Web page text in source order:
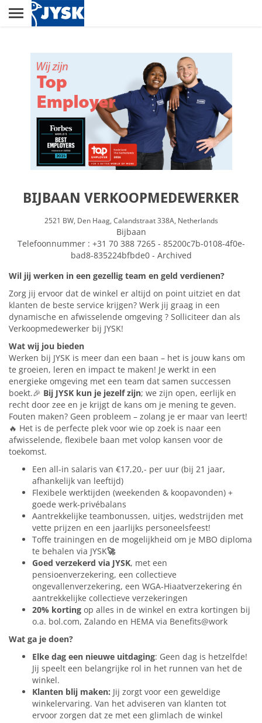
Skip
RETAIL
DISTRIBUTIECENTRUM
LELYSTAD
CENTER
HOOFDKANTOOR
JYSK ALS WERKGEVER
BIJBAAN VERKOOPMEDEWERKER
2521 BW, Den Haag, Calandstraat 338A, Netherlands
Bijbaan
Telefoonnummer : +31 70 388 7265 - 85200c7b-0108-4f0e-
bad8-835224bfbde0 - Archived
Wil jij werken in een gezellig team en geld verdienen?
Zorg jij ervoor dat de winkel er altijd on point uitziet en dat
klanten de beste service krijgen? Werk jij graag in een
dynamische en afwisselende omgeving ? Solliciteer dan als
Verkoopmedewerker bij JYSK!
Wat wij jou bieden
Werken bij JYSK is meer dan een baan – het is jouw kans om
te groeien, leren en impact te maken! Je werkt in een
energieke omgeving met een team dat samen successen
boekt.🎉 Bij JYSK kun je jezelf zijn; we zijn open, eerlijk en
recht door zee en je krijgt de kans om je mening te geven.
Fouten maken? Geen probleem – zolang je er maar van leert!
🔥 Het is de perfecte plek voor wie op zoek is naar een
afwisselende, flexibele baan met volop kansen voor de
toekomst.
Een all-in salaris van €17,20,- per uur (bij 21 jaar,
afhankelijk van leeftijd)
Flexibele werktijden (weekenden & koopavonden) +
goede werk-privébalans
Aantrekkelijke teambonussen, uitjes, wedstrijden met
vette prijzen en een jaarlijks personeelsfeest!
Toffe trainingen en de mogelijkheid om je MBO diploma
te behalen via JYSK🚀
Goed verzekerd via JYSK, met een
pensioenverzekering, een collectieve
ongevallenverzekering, een WGA-Hiaatverzekering én
aantrekkelijke collectieve verzekeringen
20% korting op alles in de winkel en extra kortingen bij
o.a. bol.com, Zalando en HEMA via Benefits@work
Wat ga je doen?
Elke dag een nieuwe uitdaging: Geen dag is hetzelfde!
Jij speelt een belangrijke rol in het runnen van het de
winkel.
Klanten blij maken: Jij zorgt voor een geweldige
winkelervaring. Van het adviseren van klanten tot
ervoor zorgen dat ze met een glimlach de winkel